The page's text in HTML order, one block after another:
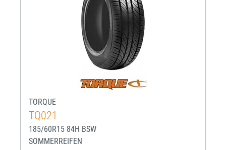
TORQUE
TQ021
185/60R15 84H BSW
SOMMERREIFEN